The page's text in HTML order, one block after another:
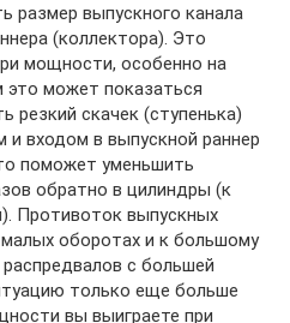
размер выпускного канала
(коллектора). Это
мощности, особенно на
это может показаться
резкий скачек (ступенька)
входом в выпускной раннер
поможет уменьшить
обратно в цилиндры (к
Противоток выпускных
оборотах и к большому
с большей
только еще больше
вы выиграете при